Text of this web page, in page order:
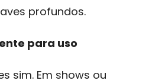
profundos.
para uso
sim. Em shows ou